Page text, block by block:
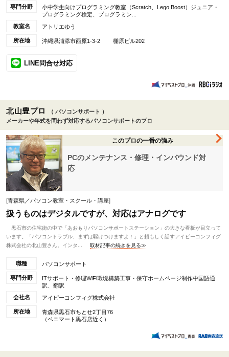
専門分野
小中学生向けプログラミング教室（Scratch、Lego Boost）ジュニア・
プログラミング検定、プログラミン...
教室名
アトリエゆう
所在地 沖縄県浦添市西原1-3-2 棚原ビル202
LINE問合せ対応
北山豊プロ
（ パソコンサポート ）
メーカーや年式を問わず対応するパソコンサポートのプロ
このプロの一番の強み
PCのメンテナンス・修理・インバウンド対
応
[青森県／パソコン教室・スクール・講座]
扱うものはデジタルですが、対応はアナログです
黒石市の住宅街の中で「あおもりパソコンサポートステーション」の大きな看板が目立って
います。「パソコントラブル、まずは駆けつけますよ！」と頼もしく話すアイピーコンフィグ
株式会社の北山豊さん。インタ...
取材記事の続きを見る≫
職種 パソコンサポート
専門分野
ITサポート・修理WiFi環境構築工事・保守ホームページ制作中国語通
訳、翻訳
会社名
アイピーコンフィグ株式会社
所在地
青森県黒石市ちとせ2丁目76
（ベニマート黒石店近く）